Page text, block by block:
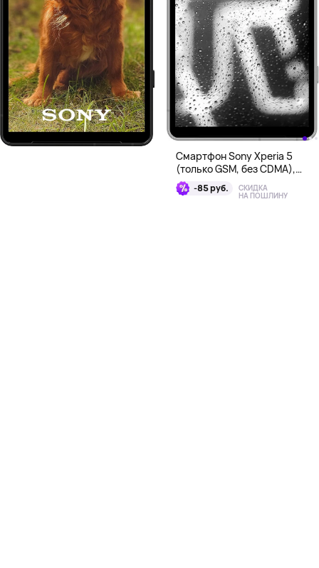
Смартфон Sony Xperia 5
(только GSM, без CDMA),
128Гб, серебряный
-85 руб. СКИДКА
НА ПОШЛИНУ